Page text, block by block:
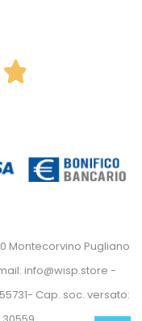
Montecorvino Pugliano
info@wisp.store -
Cap. soc. versato: